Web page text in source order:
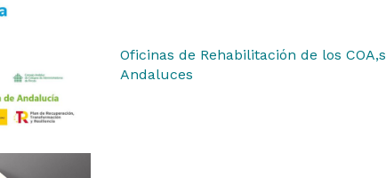
Oficinas de Rehabilitación de los COA,s
Andaluces